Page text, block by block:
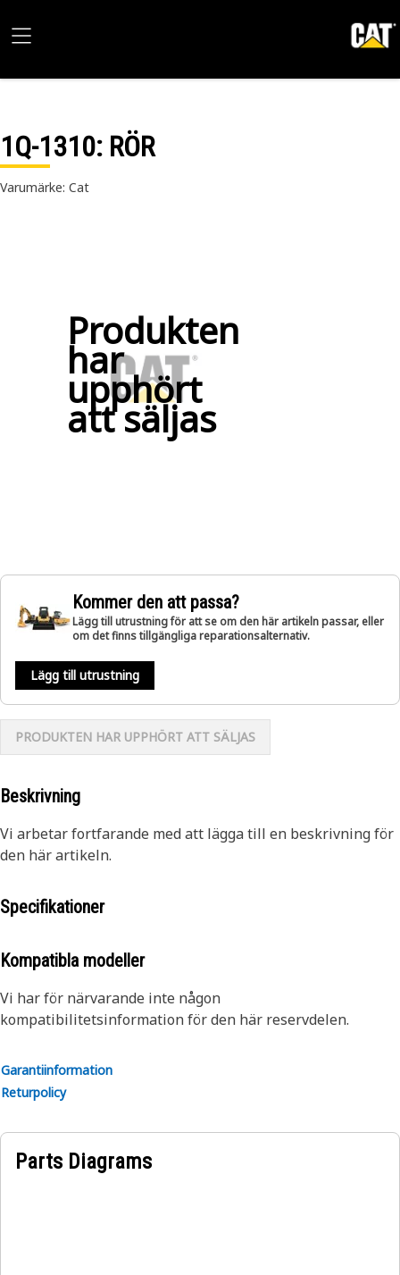
1Q-1310: RÖR
Varumärke: Cat
Produkten
har
upphört
att säljas
Kommer den att passa?
Lägg till utrustning för att se om den här artikeln passar, eller
om det finns tillgängliga reparationsalternativ.
Lägg till utrustning
PRODUKTEN HAR UPPHÖRT ATT SÄLJAS
Beskrivning
Vi arbetar fortfarande med att lägga till en beskrivning för
den här artikeln.
Specifikationer
Kompatibla modeller
Vi har för närvarande inte någon
kompatibilitetsinformation för den här reservdelen.
Garantiinformation
Returpolicy
Parts Diagrams